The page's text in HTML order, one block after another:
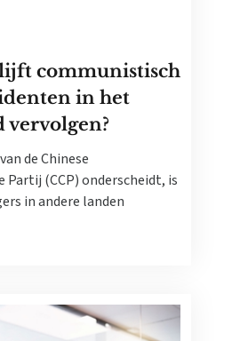
communistisch
in het
de Chinese
Partij (CCP) onderscheidt, is
in andere landen